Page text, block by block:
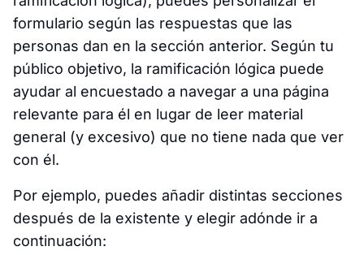
formulario según las respuestas que las
personas dan en la sección anterior. Según tu
público objetivo, la ramificación lógica puede
ayudar al encuestado a navegar a una página
relevante para él en lugar de leer material
general (y excesivo) que no tiene nada que ver
con él.
Por ejemplo, puedes añadir distintas secciones
después de la existente y elegir adónde ir a
continuación: